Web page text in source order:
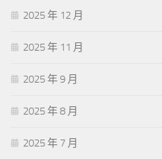
2025 年 12 月
2025 年 11 月
2025 年 9 月
2025 年 8 月
2025 年 7 月